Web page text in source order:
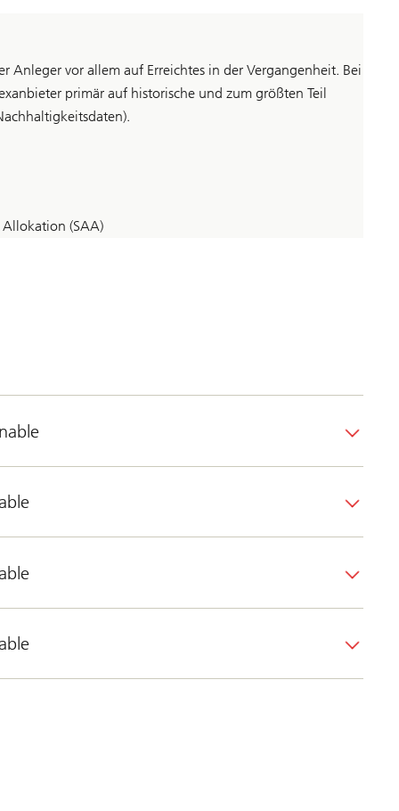
Anleger vor allem auf Erreichtes in der Vergangenheit. Bei
primär auf historische und zum größten Teil
Allokation (SAA)